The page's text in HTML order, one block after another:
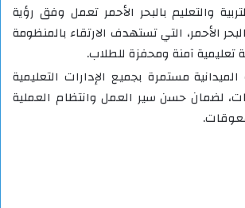
والتعليم بالبحر الأحمر تعمل وفق رؤية
الأحمر، التي تستهدف الارتقاء بالمنظومة
تعليمية آمنة ومحفزة للطلاب.
مستمرة بجميع الإدارات التعليمية
لضمان حسن سير العمل وانتظام العملية